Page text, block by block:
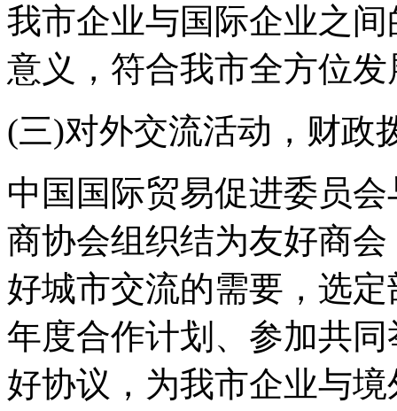
我市企业与国际企业之
意义，符合我市全方位
(三)对外交流活动，财政
中国国际贸易促进委员
商协会组织结为友好商
好城市交流的需要，选
年度合作计划、参加共
好协议，为我市企业与